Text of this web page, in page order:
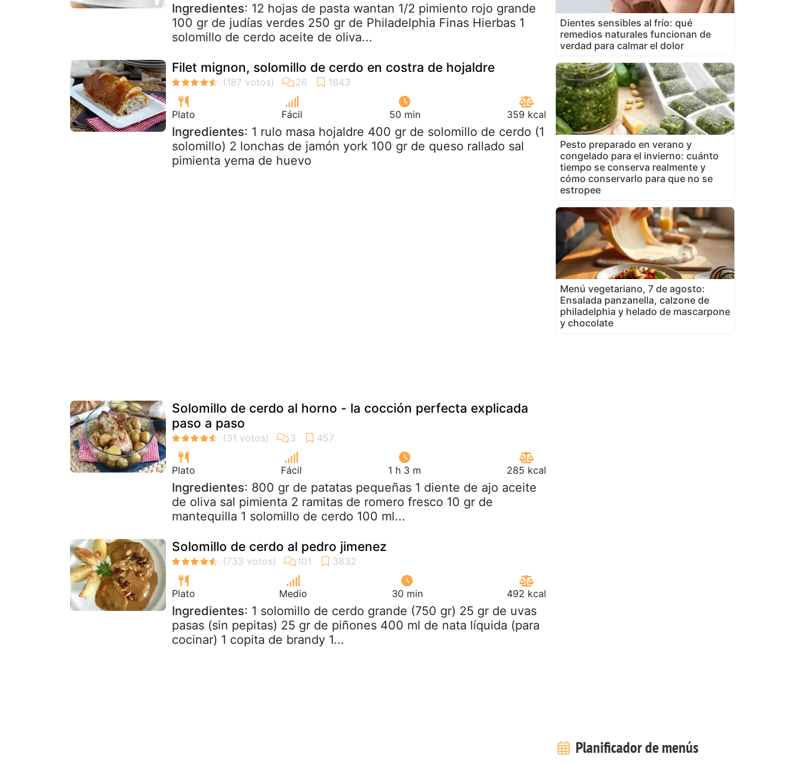
Ingredientes: 12 hojas de pasta wantan 1/2 pimiento rojo grande
100 gr de judías verdes 250 gr de Philadelphia Finas Hierbas 1
solomillo de cerdo aceite de oliva...
Filet mignon, solomillo de cerdo en costra de hojaldre
Plato Fácil 50 min 359 kcal
Ingredientes: 1 rulo masa hojaldre 400 gr de solomillo de cerdo (1
solomillo) 2 lonchas de jamón york 100 gr de queso rallado sal
pimienta yema de huevo
Solomillo de cerdo al horno - la cocción perfecta explicada
paso a paso
Plato Fácil 1 h 3 m 285 kcal
Ingredientes: 800 gr de patatas pequeñas 1 diente de ajo aceite
de oliva sal pimienta 2 ramitas de romero fresco 10 gr de
mantequilla 1 solomillo de cerdo 100 ml...
Solomillo de cerdo al pedro jimenez
Plato Medio 30 min 492 kcal
Ingredientes: 1 solomillo de cerdo grande (750 gr) 25 gr de uvas
pasas (sin pepitas) 25 gr de piñones 400 ml de nata líquida (para
cocinar) 1 copita de brandy 1...
Dientes sensibles al frío: qué
remedios naturales funcionan de
verdad para calmar el dolor
Pesto preparado en verano y
congelado para el invierno: cuánto
tiempo se conserva realmente y
cómo conservarlo para que no se
estropee
Menú vegetariano, 7 de agosto:
Ensalada panzanella, calzone de
philadelphia y helado de mascarpone
y chocolate
Planificador de menús